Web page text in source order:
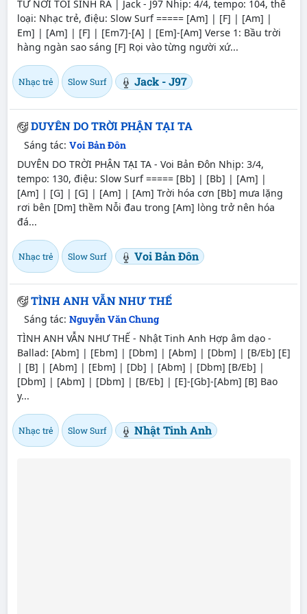
TỪ NƠI TÔI SINH RA | Jack - J97 Nhịp: 4/4, tempo: 104, thể
loại: Nhạc trẻ, điệu: Slow Surf ===== [Am] | [F] | [Am] |
Em] | [Am] | [F] | [Em7]-[A] | [Em]-[Am] Verse 1: Bầu trời
hàng ngàn sao sáng [F] Rọi vào từng người xứ...
Nhạc trẻ Slow Surf Jack - J97
DUYÊN DO TRỜI PHẬN TẠI TA
Sáng tác: Voi Bản Đôn
DUYÊN DO TRỜI PHẬN TẠI TA - Voi Bản Đôn Nhịp: 3/4,
tempo: 130, điệu: Slow Surf ===== [Bb] | [Bb] | [Am] |
[Am] | [G] | [G] | [Am] | [Am] Trời hóa cơn [Bb] mưa lặng
rơi bên [Dm] thềm Nỗi đau trong [Am] lòng trở nên hóa
đá...
Nhạc trẻ Slow Surf Voi Bản Đôn
TÌNH ANH VẪN NHƯ THẾ
Sáng tác: Nguyễn Văn Chung
TÌNH ANH VẪN NHƯ THẾ - Nhật Tinh Anh Hợp âm dạo -
Ballad: [Abm] | [Ebm] | [Dbm] | [Abm] | [Dbm] | [B/Eb] [E]
| [B] | [Abm] | [Ebm] | [Db] | [Abm] | [Dbm] [B/Eb] |
[Dbm] | [Abm] | [Dbm] | [B/Eb] | [E]-[Gb]-[Abm] [B] Bao
y...
Nhạc trẻ Slow Surf Nhật Tinh Anh